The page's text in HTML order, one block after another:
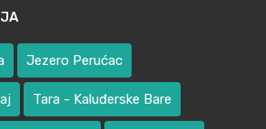
Jezero Perućac
Tara - Kaluđerske Bare